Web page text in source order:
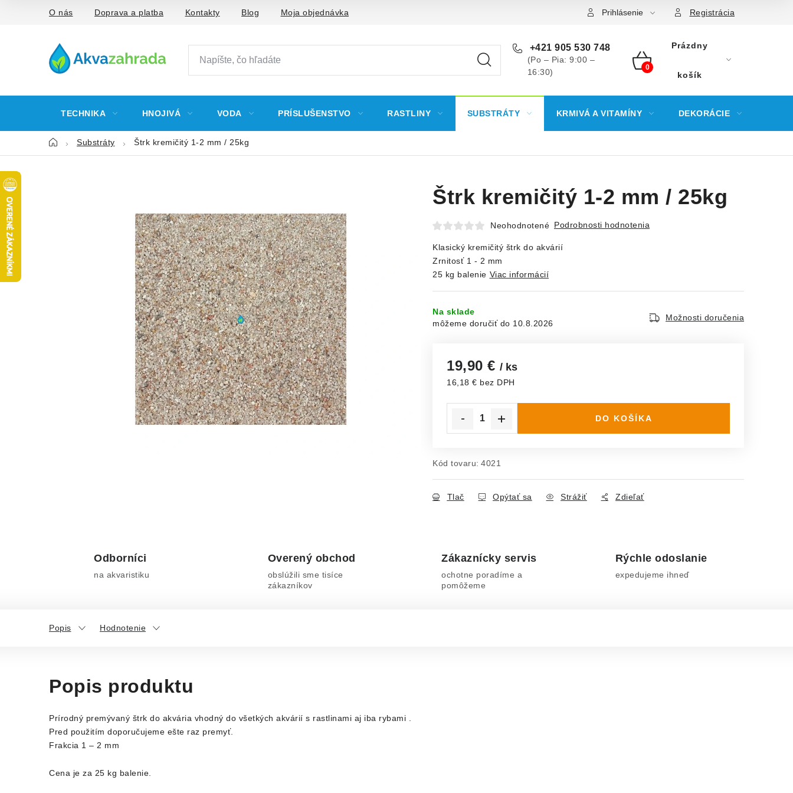
O nás Doprava a platba Kontakty Blog Moja objednávka Prihlásenie Registrácia
+421 905 530 748
(Po – Pia: 9:00 –
16:30)
NÁKUPNÝ
Prázdny
košík
TECHNIKA HNOJIVÁ VODA PRÍSLUŠENSTVO RASTLINY SUBSTRÁTY KRMIVÁ A VITAMÍNY DEKORÁCIE
DomovSubstráty Štrk kremičitý 1-2 mm / 25kg
Štrk kremičitý 1-2 mm / 25kg
Neohodnotené Podrobnosti hodnotenia
Klasický kremičitý štrk do akvárií
Zrnitosť 1 - 2 mm
25 kg balenie Viac informácií
Na sklade
10.8.2026
Možnosti doručenia
19,90 € / ks
16,18 € bez DPH
DO KOŠÍKA
Kód tovaru: 4021
Tlač Opýtať sa Strážiť Zdieľať
Odborníci
na akvaristiku
Overený obchod
obslúžili sme tisíce
zákazníkov
Zákaznícky servis
ochotne poradíme a
pomôžeme
Rýchle odoslanie
expedujeme ihneď
Popis Hodnotenie
Popis produktu
Prírodný premývaný štrk do akvária vhodný do všetkých akvárií s rastlinami aj iba rybami .
Pred použitím doporučujeme ešte raz premyť.
Frakcia 1 – 2 mm
Cena je za 25 kg balenie.